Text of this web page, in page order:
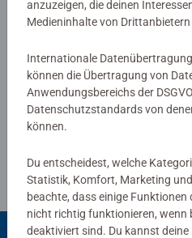
Richtlinien für Bewertungen
anzuzeigen, die deinen
Medieninhalte von
Internationale
können die Übertragung von
Anwendungsbereichs der
Datenschutzstandards von
können.
Du entscheidest, welche
Statistik, Komfort, Marketing
beachte, dass einige
nicht richtig funktionieren, wenn
deaktiviert sind. Du kannst